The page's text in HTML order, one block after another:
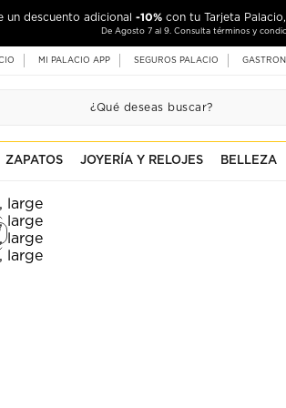
un descuento adicional -10% con tu Tarjeta Palacio,
De Agosto 7 al 9. Consulta términos y
MI PALACIO APP SEGUROS PALACIO
ZAPATOS JOYERÍA Y RELOJES BELLEZA